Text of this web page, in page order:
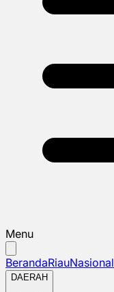
Menu
BerandaRiauNasional
DAERAH